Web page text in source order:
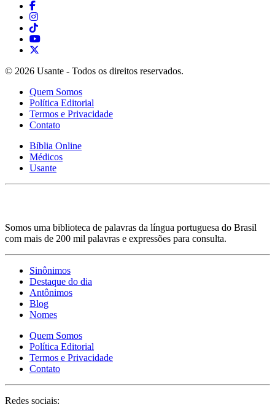
© 2026 Usante - Todos os direitos reservados.
Quem Somos
Política Editorial
Termos e Privacidade
Contato
Bíblia Online
Médicos
Usante
Somos uma biblioteca de palavras da língua portuguesa do Brasil
com mais de 200 mil palavras e expressões para consulta.
Sinônimos
Destaque do dia
Antônimos
Blog
Nomes
Quem Somos
Política Editorial
Termos e Privacidade
Contato
Redes sociais: